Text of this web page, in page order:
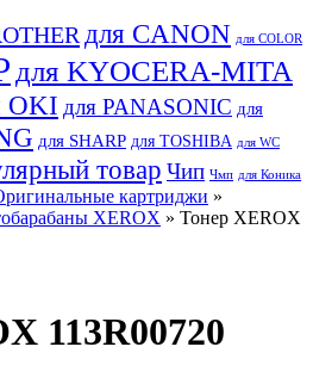
для CANON для COLOR
для KYOCERA-MITA
OKI для PANASONIC для
для SHARP для TOSHIBA для WC
товар Чип Чмп для Коника
картриджи »
XEROX » Тонер XEROX
113R00720